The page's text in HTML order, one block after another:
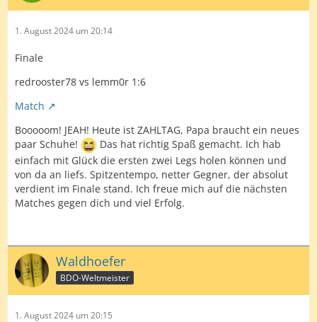
1. August 2024 um 20:14
Finale
redrooster78 vs lemm0r 1:6
Match
Booooom! JEAH! Heute ist ZAHLTAG, Papa braucht ein neues
paar Schuhe!
Das hat richtig Spaß gemacht. Ich hab
einfach mit Glück die ersten zwei Legs holen können und
von da an liefs. Spitzentempo, netter Gegner, der absolut
verdient im Finale stand. Ich freue mich auf die nächsten
Matches gegen dich und viel Erfolg.
Waldhoefer
BDO-Weltmeister
1. August 2024 um 20:15